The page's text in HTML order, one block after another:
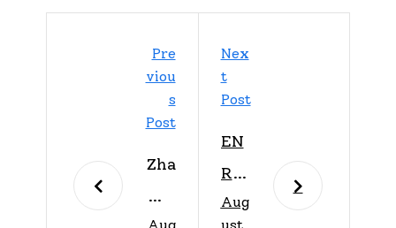
Pre
Viou
S
Post
Zha
mir
Nex
T
Post
EN
RIQ
UE
Aug